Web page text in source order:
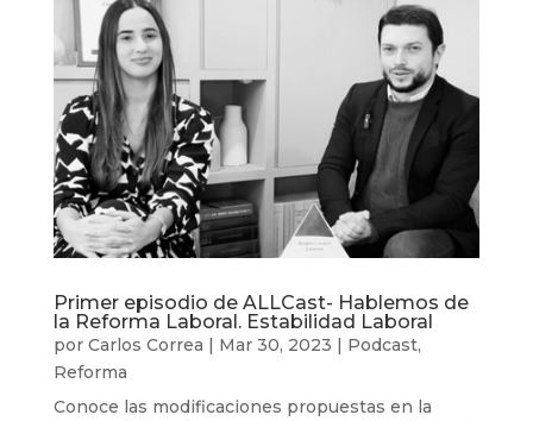
Primer episodio de ALLCast- Hablemos de
la Reforma Laboral. Estabilidad Laboral
por Carlos Correa | Mar 30, 2023 | Podcast,
Reforma
Conoce las modificaciones propuestas en la